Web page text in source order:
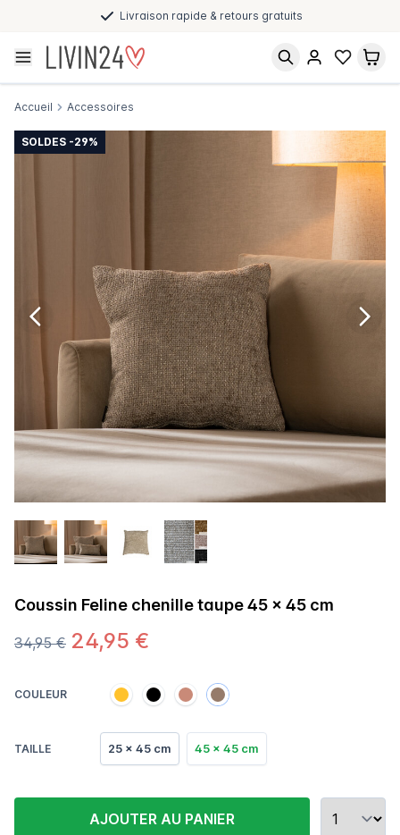
Livraison rapide & retours gratuits
Accueil Accessoires
SOLDES -29%
Coussin Feline chenille taupe 45 x 45 cm
34,95 € 24,95 €
COULEUR
TAILLE 25 x 45 cm 45 x 45 cm
AJOUTER AU PANIER